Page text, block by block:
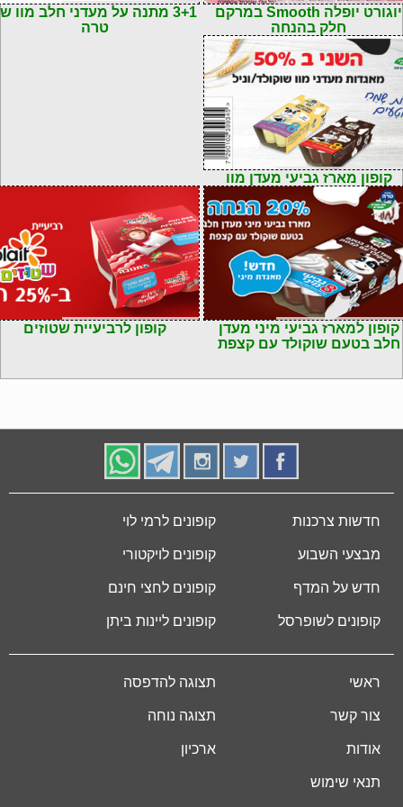
יוגורט יופלה Smooth במרקם
חלק בהנחה
קוד: 7290102398232 3+1 מתנה על מעדני חלב מוו
טרה
קופון מארז גביעי מעדן מוו
קופון למארז גביעי מיני מעדן
חלב בטעם שוקולד עם קצפת
קוד: 7290004120313 קופון לרביעיית שטוזים
חדשות צרכנות
מבצעי השבוע
חדש על המדף
קופונים לשופרסל
קופונים לרמי לוי
קופונים לויקטורי
קופונים לחצי חינם
קופונים ליינות ביתן
ראשי
צור קשר
אודות
תנאי שימוש
תצוגה להדפסה
תצוגה נוחה
ארכיון